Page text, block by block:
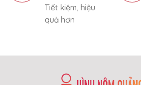
Tiết kiệm, hiệu
quả hơn